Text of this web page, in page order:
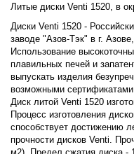
Литые диски Venti 1520, в
Диски Venti 1520 -
заводе "Азов-Тэк" в г.
Использование
плавильных печей и
выпускать изделия
возможными
Диск литой Venti 1520
Процесс изготовления
способствует достижению
прочности дисков Venti.